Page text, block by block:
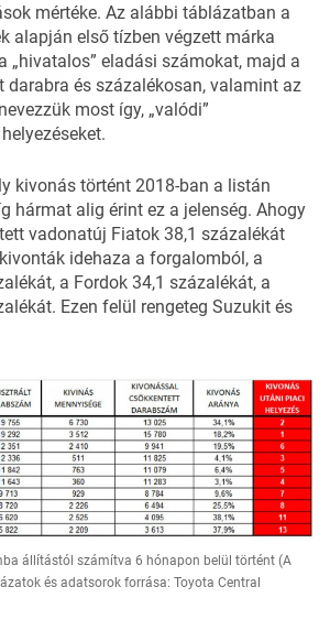
mértéke. Az alábbi táblázatban a
alapján első tízben végzett márka
„hivatalos” eladási számokat, majd a
darabra és százalékosan, valamint az
most így, „valódi”
kivonás történt 2018-ban a listán
hármat alig érint ez a jelenség. Ahogy
vadonatúj Fiatok 38,1 százalékát
idehaza a forgalomból, a
a Fordok 34,1 százalékát, a
Ezen felül rengeteg Suzukit és
állítástól számítva 6 hónapon belül történt (A
és adatsorok forrása: Toyota Central